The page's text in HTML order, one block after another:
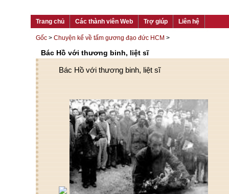
Trang chủ Các thành viên Web Trợ giúp Liên hệ
Gốc > Chuyện kể về tấm gương đạo đức HCM >
Bác Hồ với thương binh, liệt sĩ
Bác Hồ với thương binh, liệt sĩ